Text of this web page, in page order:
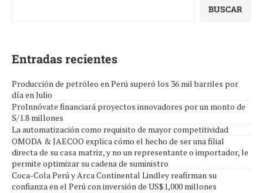
BUSCAR
Entradas recientes
Producción de petróleo en Perú superó los 36 mil barriles por
día en Julio
ProInnóvate financiará proyectos innovadores por un monto de
S/1.8 millones
La automatización como requisito de mayor competitividad
OMODA & JAECOO explica cómo el hecho de ser una filial
directa de su casa matriz, y no un representante o importador, le
permite optimizar su cadena de suministro
Coca-Cola Perú y Arca Continental Lindley reafirman su
confianza en el Perú con inversión de US$1,000 millones